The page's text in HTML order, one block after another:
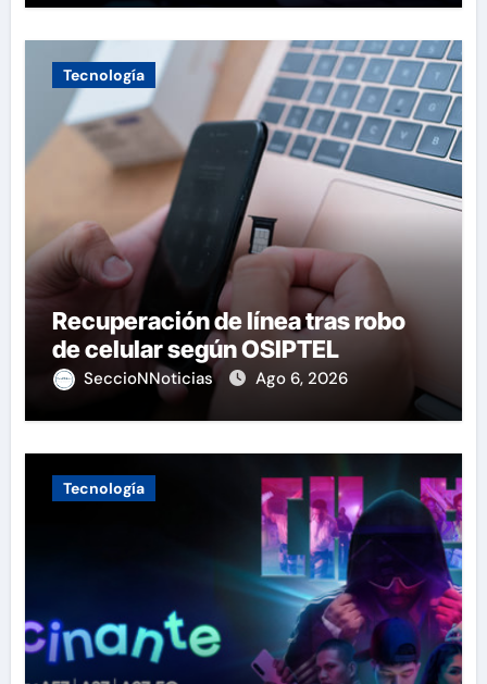
Tecnología
Recuperación de línea tras robo
de celular según OSIPTEL
SeccioNNoticias Ago 6, 2026
Tecnología